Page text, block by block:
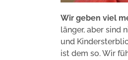
Wir geben viel
länger, aber sind
und
ist dem so. Wir